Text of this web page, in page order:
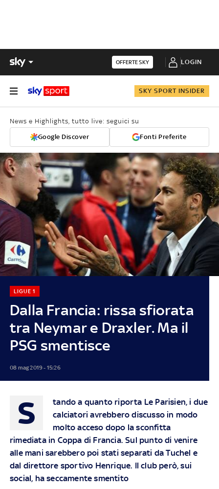
OFFERTE SKY LOGIN
SKY SPORT INSIDER
News e Highlights, tutto live: seguici su
Google Discover Fonti Preferite
Dalla Francia: rissa sfiorata
tra Neymar e Draxler. Ma il
PSG smentisce
LIGUE 1
08 mag 2019 - 15:26
S
tando a quanto riporta Le Parisien, i due
calciatori avrebbero discusso in modo
molto acceso dopo la sconfitta
rimediata in Coppa di Francia. Sul punto di venire
alle mani sarebbero poi stati separati da Tuchel e
dal direttore sportivo Henrique. Il club però, sui
social, ha seccamente smentito